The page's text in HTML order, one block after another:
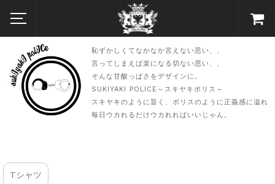
恥ずかしくてなかなか言えない思い、、
言ってしまえば楽になる切ない思い、、
そんな甘酸っぱさをデザインに。
SUKIYAKI POLICE～スキヤキポリス～
スキヤキのように旨く、ポリスのように正義感に溢れ
毎日ウカれるだけウカれればいいじゃん。
Tシャツ